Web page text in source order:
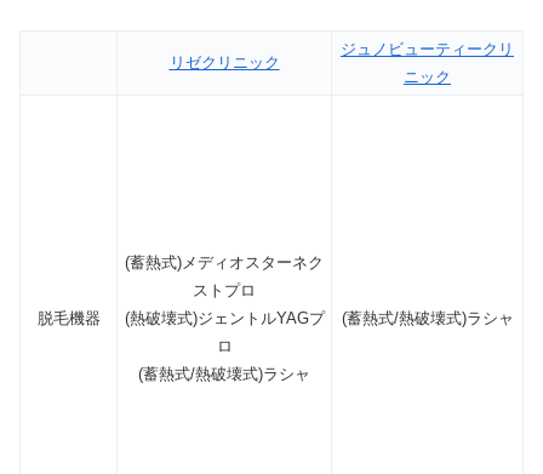
リゼクリニック
ジュノビューティークリ
ニック
脱毛機器
(蓄熱式)メディオスターネク
ストプロ
(熱破壊式)ジェントルYAGプ
ロ
(蓄熱式/熱破壊式)ラシャ
(蓄熱式/熱破壊式)ラシャ